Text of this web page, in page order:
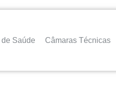
Saúde Câmaras Técnicas